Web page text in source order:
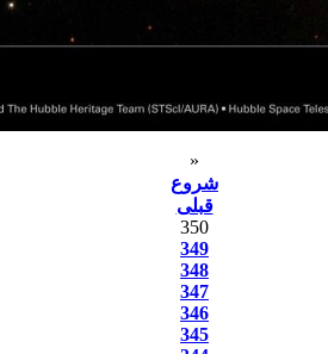
«
شروع
قبلی
350
349
348
347
346
345